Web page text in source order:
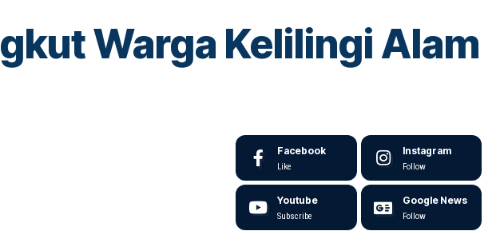
Warga Kelilingi Alam
Facebook
Like
Instagram
Follow
Youtube
Subscribe
Google News
Follow